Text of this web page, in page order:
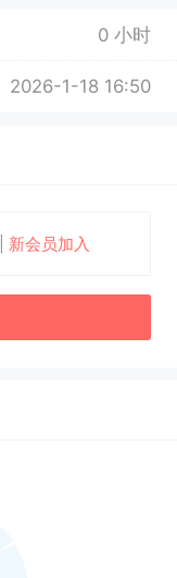
0 小时
2026-1-18 16:50
新会员加入